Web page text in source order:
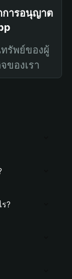
การอนุญาต
รัพย์ของผู้
ของเรา
?